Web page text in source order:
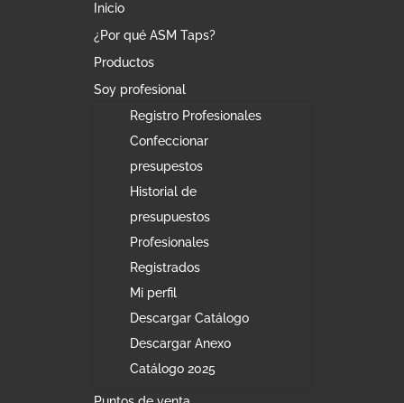
Inicio
¿Por qué ASM Taps?
Productos
Soy profesional
Registro Profesionales
Confeccionar
presupestos
Historial de
presupuestos
Profesionales
Registrados
Mi perfil
Descargar Catálogo
Descargar Anexo
Catálogo 2025